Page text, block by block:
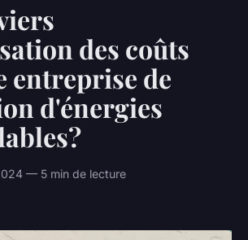
des coûts
entreprise de
d'énergies
— 5 min de lecture